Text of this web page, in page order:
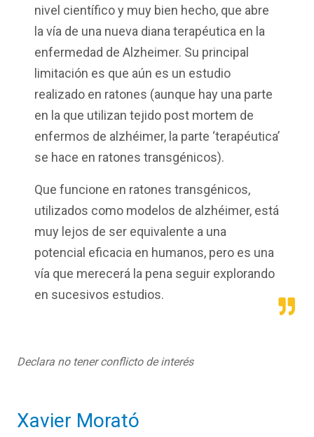
nivel científico y muy bien hecho, que abre
la vía de una nueva diana terapéutica en la
enfermedad de Alzheimer. Su principal
limitación es que aún es un estudio
realizado en ratones (aunque hay una parte
en la que utilizan tejido post mortem de
enfermos de alzhéimer, la parte ‘terapéutica’
se hace en ratones transgénicos).
Que funcione en ratones transgénicos,
utilizados como modelos de alzhéimer, está
muy lejos de ser equivalente a una
potencial eficacia en humanos, pero es una
vía que merecerá la pena seguir explorando
en sucesivos estudios.
Declara no tener conflicto de interés
Xavier Morató